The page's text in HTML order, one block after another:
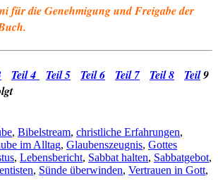
für die Genehmigung und Freigabe der
Teil 4 Teil 5 Teil 6 Teil 7 Teil 8 Teil9
, Bibelstream, christliche Erfahrungen,
im Alltag, Glaubenszeugnis, Gottes
, Lebensbericht, Sabbat halten, Sabbatgebot,
, Sünde überwinden, Vertrauen in Gott,